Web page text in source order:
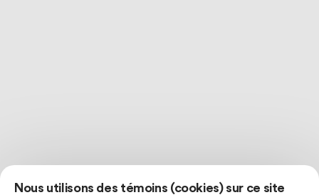
Nous utilisons des témoins (cookies) sur ce site